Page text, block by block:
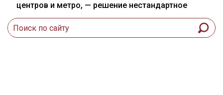
центров и метро, — решение нестандартное